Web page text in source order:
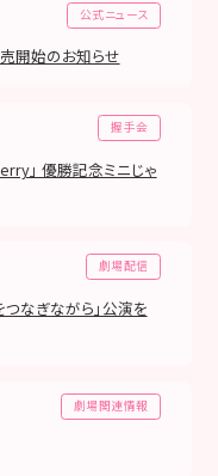
公式ニュース
開始のお知らせ
握手会
」 優勝記念ミニじゃ
劇場配信
つなぎながら」公演を
劇場関連情報